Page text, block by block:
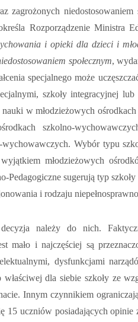
zagrożonych
Rozporządzenie Ministra
i opieki dla dzieci i
społecznym,
specjalnego może
szkoły integracyjnej
w młodzieżowych
szkolno-
wychowawczych. Wybór typu
młodzieżowych
Pedagogiczne sugerują typ
i rodzaju
decyzja należy do nich.
mało i najczęściej są
dysfunkcjami
właściwej dla siebie szkoły ze
Innym czynnikiem
15 uczniów posiadających